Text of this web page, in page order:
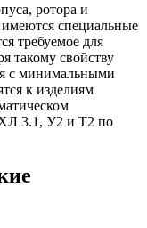
ротора и
имеются специальные
требуемое для
такому свойству
с минимальными
к изделиям
3.1, У2 и Т2 по